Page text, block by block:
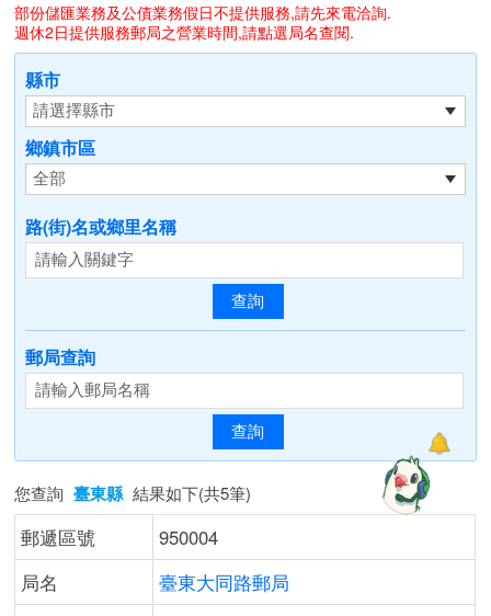
部份儲匯業務及公債業務假日不提供服務,請先來電洽詢.
週休2日提供服務郵局之營業時間,請點選局名查閱.
縣市
鄉鎮市區
路(街)名或鄉里名稱
郵局查詢
您查詢 臺東縣 結果如下(共5筆)
郵遞區號
950004
局名
臺東大同路郵局